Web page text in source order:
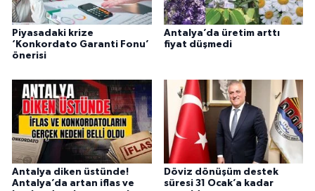
Piyasadaki krize
‘Konkordato Garanti Fonu’
önerisi
Antalya’da üretim arttı
fiyat düşmedi
Antalya diken üstünde!
Antalya’da artan iflas ve
Döviz dönüşüm destek
süresi 31 Ocak’a kadar